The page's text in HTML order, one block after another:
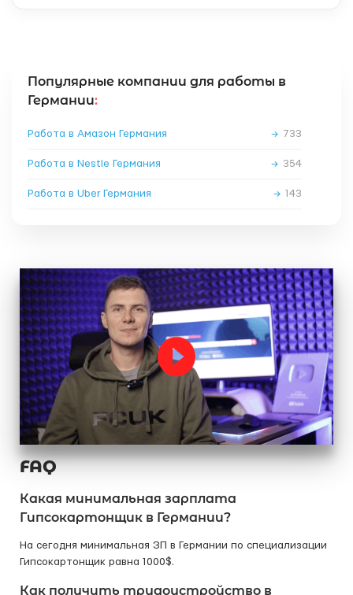
Популярные компании для работы в
Германии:
Работа в Амазон Германия → 733
Работа в Nestle Германия → 354
Работа в Uber Германия → 143
FAQ
Какая минимальная зарплата
Гипсокартонщик в Германии?
На сегодня минимальная ЗП в Германии по специализации
Гипсокартонщик равна 1000$.
Как получить трудоустройство в